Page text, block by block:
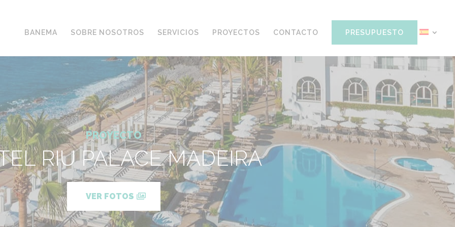
BANEMA SOBRE NOSOTROS SERVICIOS PROYECTOS CONTACTO PRESUPUESTO
PROYECTO
RIU PALACE MADEIRA
VER FOTOS